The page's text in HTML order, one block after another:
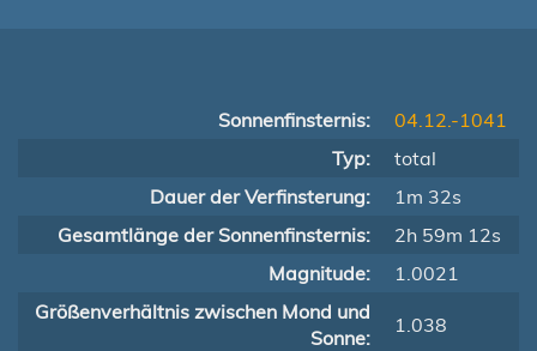
Sonnenfinsternis:
04.12.-1041
Typ:
total
Dauer der Verfinsterung:
1m 32s
Gesamtlänge der Sonnenfinsternis:
2h 59m 12s
Magnitude:
1.0021
Größenverhältnis zwischen Mond und
Sonne:
1.038